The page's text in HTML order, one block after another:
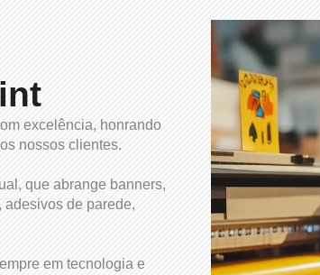
excelência, honrando
nossos clientes.
que abrange banners,
de parede,
em tecnologia e